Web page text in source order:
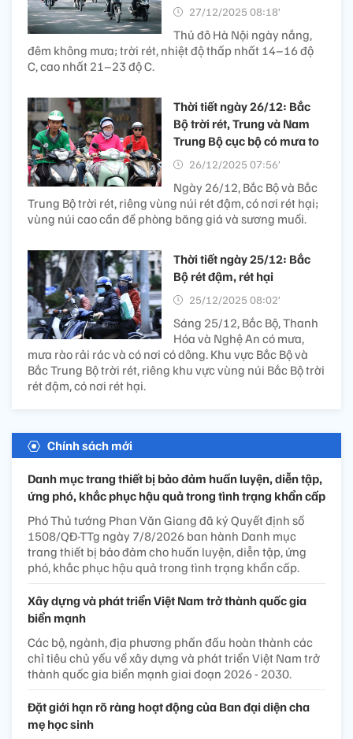
27/12/2025 08:18’
Thủ đô Hà Nội ngày nắng,
đêm không mưa; trời rét, nhiệt độ thấp nhất 14–16 độ
C, cao nhất 21–23 độ C.
Thời tiết ngày 26/12: Bắc
Bộ trời rét, Trung và Nam
Trung Bộ cục bộ có mưa to
26/12/2025 07:56’
Ngày 26/12, Bắc Bộ và Bắc
Trung Bộ trời rét, riêng vùng núi rét đậm, có nơi rét hại;
vùng núi cao cần đề phòng băng giá và sương muối.
Thời tiết ngày 25/12: Bắc
Bộ rét đậm, rét hại
25/12/2025 08:02’
Sáng 25/12, Bắc Bộ, Thanh
Hóa và Nghệ An có mưa,
mưa rào rải rác và có nơi có dông. Khu vực Bắc Bộ và
Bắc Trung Bộ trời rét, riêng khu vực vùng núi Bắc Bộ trời
rét đậm, có nơi rét hại.
Chính sách mới
Danh mục trang thiết bị bảo đảm huấn luyện, diễn tập,
ứng phó, khắc phục hậu quả trong tình trạng khẩn cấp
Phó Thủ tướng Phan Văn Giang đã ký Quyết định số
1508/QĐ-TTg ngày 7/8/2026 ban hành Danh mục
trang thiết bị bảo đảm cho huấn luyện, diễn tập, ứng
phó, khắc phục hậu quả trong tình trạng khẩn cấp.
Xây dựng và phát triển Việt Nam trở thành quốc gia
biển mạnh
Các bộ, ngành, địa phương phấn đấu hoàn thành các
chỉ tiêu chủ yếu về xây dựng và phát triển Việt Nam trở
thành quốc gia biển mạnh giai đoạn 2026 - 2030.
Đặt giới hạn rõ ràng hoạt động của Ban đại diện cha
mẹ học sinh